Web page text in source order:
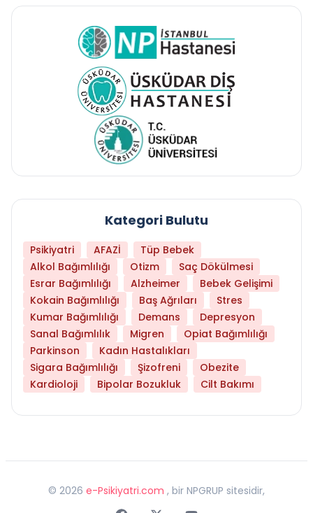
Kategori Bulutu
Psikiyatri AFAZİ
Tüp Bebek
Alkol Bağımlılığı
Otizm
Saç Dökülmesi
Esrar Bağımlılığı
Alzheimer
Bebek Gelişimi
Kokain Bağımlılığı
Baş Ağrıları
Stres
Kumar Bağımlılığı
Demans
Depresyon
Sanal Bağımlılık
Migren
Opiat Bağımlılığı
Parkinson
Kadın Hastalıkları
Sigara Bağımlılığı
Şizofreni
Obezite
Kardioloji
Bipolar Bozukluk Cilt Bakımı
© 2026 e-Psikiyatri.com , bir NPGRUP sitesidir,